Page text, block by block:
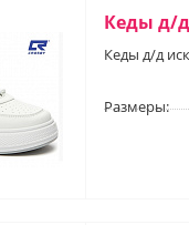
Кеды д/
Кеды д/д
Размеры: